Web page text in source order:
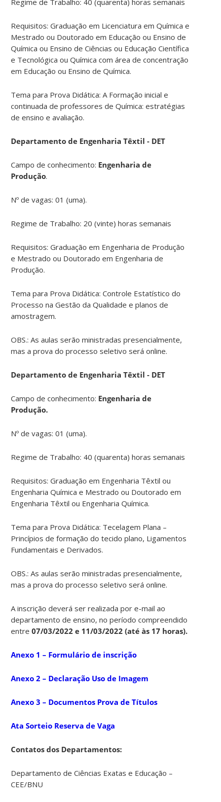
Requisitos: Graduação em Licenciatura em Química e
Mestrado ou Doutorado em Educação ou Ensino de
Química ou Ensino de Ciências ou Educação Científica
e Tecnológica ou Química com área de concentração
em Educação ou Ensino de Química.
Tema para Prova Didática: A Formação inicial e
continuada de professores de Química: estratégias
de ensino e avaliação.
Departamento de Engenharia Têxtil - DET
Campo de conhecimento: Engenharia de
Produção.
Nº de vagas: 01 (uma).
Regime de Trabalho: 20 (vinte) horas semanais
Requisitos: Graduação em Engenharia de Produção
e Mestrado ou Doutorado em Engenharia de
Produção.
Tema para Prova Didática: Controle Estatístico do
Processo na Gestão da Qualidade e planos de
amostragem.
OBS.: As aulas serão ministradas presencialmente,
mas a prova do processo seletivo será online.
Departamento de Engenharia Têxtil - DET
Campo de conhecimento: Engenharia de
Produção.
Nº de vagas: 01 (uma).
Regime de Trabalho: 40 (quarenta) horas semanais
Requisitos: Graduação em Engenharia Têxtil ou
Engenharia Química e Mestrado ou Doutorado em
Engenharia Têxtil ou Engenharia Química.
Tema para Prova Didática: Tecelagem Plana –
Princípios de formação do tecido plano, Ligamentos
Fundamentais e Derivados.
OBS.: As aulas serão ministradas presencialmente,
mas a prova do processo seletivo será online.
A inscrição deverá ser realizada por e-mail ao
departamento de ensino, no período compreendido
entre 07/03/2022 e 11/03/2022 (até às 17 horas).
Anexo 1 – Formulário de inscrição
Anexo 2 – Declaração Uso de Imagem
Anexo 3 – Documentos Prova de Títulos
Ata Sorteio Reserva de Vaga
Contatos dos Departamentos:
Departamento de Ciências Exatas e Educação –
CEE/BNU